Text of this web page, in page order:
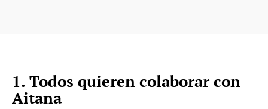
1. Todos quieren colaborar con
Aitana